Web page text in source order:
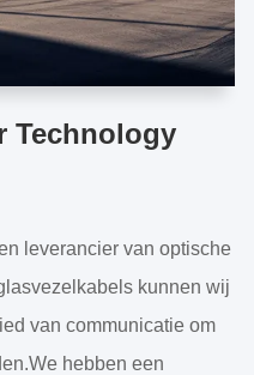
Technology
leverancier van optische
kunnen wij
van communicatie om
hebben een